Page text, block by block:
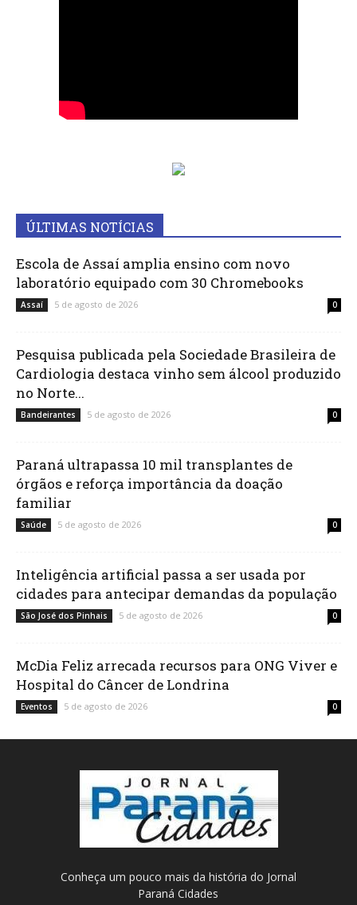
ÚLTIMAS NOTÍCIAS
Escola de Assaí amplia ensino com novo
laboratório equipado com 30 Chromebooks
Assaí 5 de agosto de 2026 0
Pesquisa publicada pela Sociedade Brasileira de
Cardiologia destaca vinho sem álcool produzido
no Norte...
Bandeirantes 5 de agosto de 2026 0
Paraná ultrapassa 10 mil transplantes de
órgãos e reforça importância da doação
familiar
Saúde 5 de agosto de 2026 0
Inteligência artificial passa a ser usada por
cidades para antecipar demandas da população
São José dos Pinhais 5 de agosto de 2026 0
McDia Feliz arrecada recursos para ONG Viver e
Hospital do Câncer de Londrina
Eventos 5 de agosto de 2026 0
Conheça um pouco mais da história do Jornal
Paraná Cidades